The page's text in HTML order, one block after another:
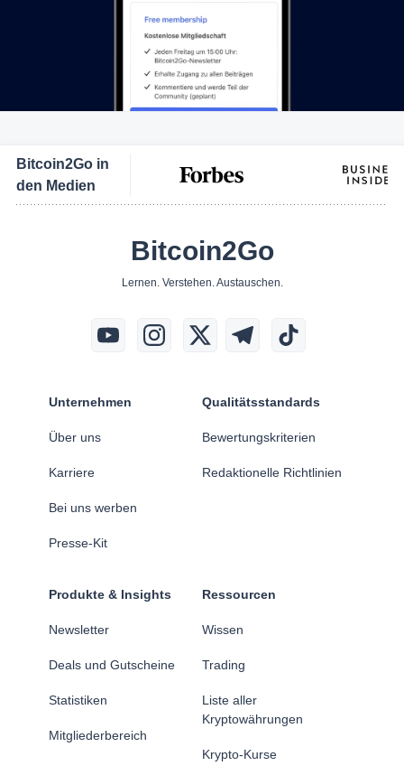
Bitcoin2Go in
den Medien
Bitcoin2Go
Lernen. Verstehen. Austauschen.
Unternehmen
Über uns
Karriere
Bei uns werben
Presse-Kit
Qualitätsstandards
Bewertungskriterien
Redaktionelle Richtlinien
Produkte & Insights
Newsletter
Deals und Gutscheine
Statistiken
Mitgliederbereich
Ressourcen
Wissen
Trading
Liste aller
Kryptowährungen
Krypto-Kurse